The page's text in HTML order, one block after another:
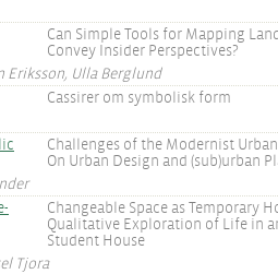
Can Simple Tools for Mapping
Convey Insider Perspectives?
Eriksson, Ulla Berglund
Cassirer om symbolisk form
Challenges of the Modernist
On Urban Design and (sub)urban
Changeable Space as Temporary
Qualitative Exploration of Life in
Student House
Tjora